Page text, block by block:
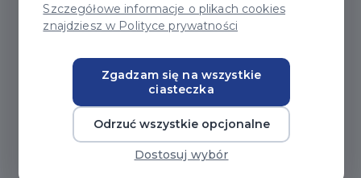
#ZKARTAMIESZKANCA
#KOMUNIKACJAMIEJSKA
Szczegółowe informacje o plikach cookies
znajdziesz w Polityce prywatności
Zgadzam się na wszystkie
ciasteczka
Odrzuć wszystkie opcjonalne
Dostosuj wybór